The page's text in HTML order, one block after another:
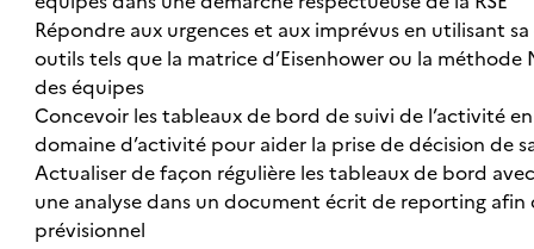
Répondre aux urgences et aux imprévus en utilisant
outils tels que la matrice d’Eisenhower ou la
des équipes
Concevoir les tableaux de bord de suivi de l’activité
domaine d’activité pour aider la prise de décision de
Actualiser de façon régulière les tableaux de bord
une analyse dans un document écrit de reporting
prévisionnel